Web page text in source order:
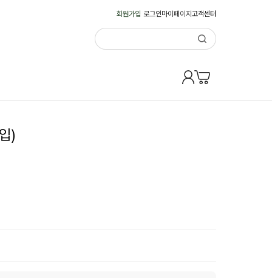
회원가입 로그인마이페이지 고객센터
)